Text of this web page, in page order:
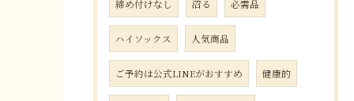
締め付けなし 沼る 必需品
ハイソックス 人気商品
ご予約は公式LINEがおすすめ 健康的